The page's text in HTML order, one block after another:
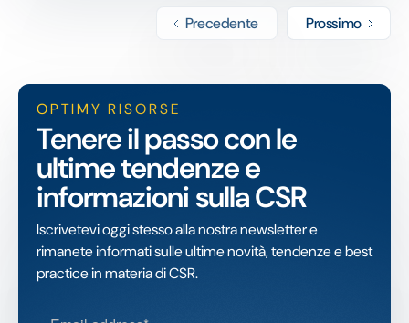
Precedente Prossimo
OPTIMY RISORSE
Tenere il passo con le
ultime tendenze e
informazioni sulla CSR
Iscrivetevi oggi stesso alla nostra newsletter e
rimanete informati sulle ultime novità, tendenze e best
practice in materia di CSR.